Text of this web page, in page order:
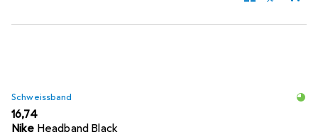
Schweissband
EUR
16,74
Nike Headband Black